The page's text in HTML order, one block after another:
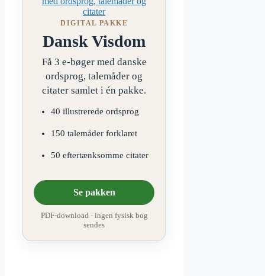
DIGITAL PAKKE
Dansk Visdom
Få 3 e-bøger med danske
ordsprog, talemåder og
citater samlet i én pakke.
40 illustrerede ordsprog
150 talemåder forklaret
50 eftertænksomme citater
Se pakken
PDF-download · ingen fysisk bog
sendes